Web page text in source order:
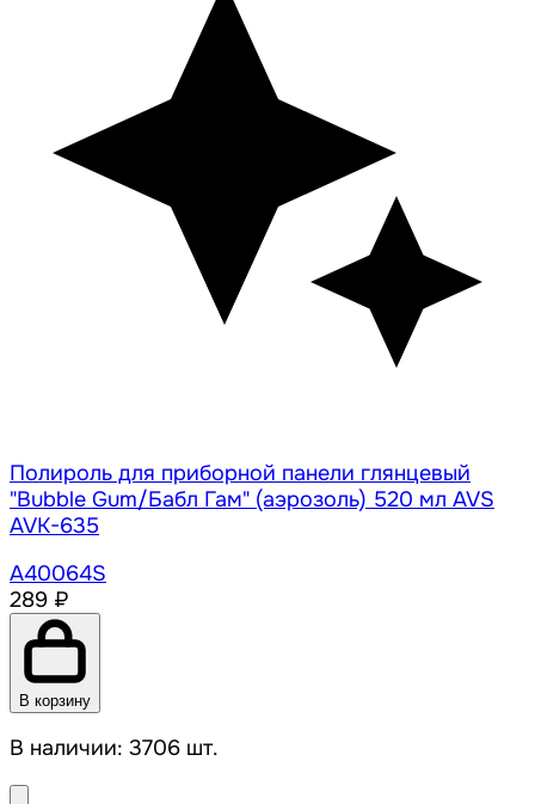
Полироль для приборной панели глянцевый
"Bubble Gum/Бабл Гам" (аэрозоль) 520 мл AVS
AVK-635
A40064S
289 ₽
В корзину
В наличии: 3706 шт.